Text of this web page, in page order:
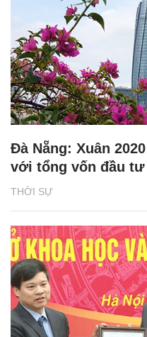
THỜI SỰ
Đà Nẵng: Xuân
với tổng vốn đầu tư